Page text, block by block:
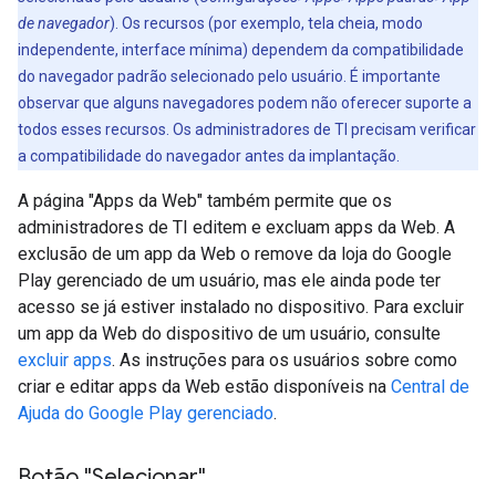
de navegador). Os recursos (por exemplo, tela cheia, modo
independente, interface mínima) dependem da compatibilidade
do navegador padrão selecionado pelo usuário. É importante
observar que alguns navegadores podem não oferecer suporte a
todos esses recursos. Os administradores de TI precisam verificar
a compatibilidade do navegador antes da implantação.
A página "Apps da Web" também permite que os
administradores de TI editem e excluam apps da Web. A
exclusão de um app da Web o remove da loja do Google
Play gerenciado de um usuário, mas ele ainda pode ter
acesso se já estiver instalado no dispositivo. Para excluir
um app da Web do dispositivo de um usuário, consulte
excluir apps. As instruções para os usuários sobre como
criar e editar apps da Web estão disponíveis na Central de
Ajuda do Google Play gerenciado.